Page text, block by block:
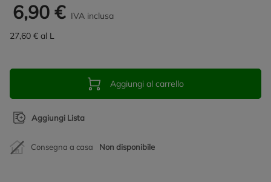
6,90 € IVA inclusa
27,60 € al L
Aggiungi al carrello
Aggiungi Lista
Consegna a casa Non disponibile